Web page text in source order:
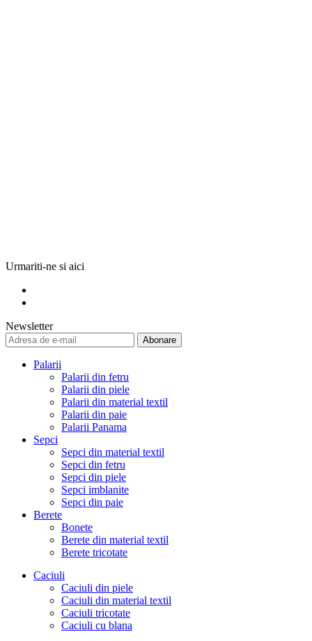
Urmariti-ne si aici
Newsletter
Abonare
Palarii
Palarii din fetru
Palarii din piele
Palarii din material textil
Palarii din paie
Palarii Panama
Sepci
Sepci din material textil
Sepci din fetru
Sepci din piele
Sepci imblanite
Sepci din paie
Berete
Bonete
Berete din material textil
Berete tricotate
Caciuli
Caciuli din piele
Caciuli din material textil
Caciuli tricotate
Caciuli cu blana